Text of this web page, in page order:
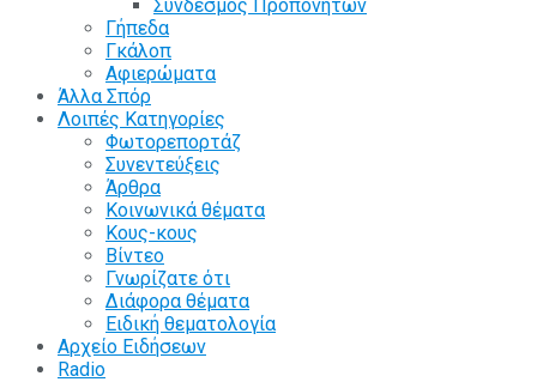
Σύνδεσμος Προπονητών
Γήπεδα
Γκάλοπ
Αφιερώματα
Άλλα Σπόρ
Λοιπές Κατηγορίες
Φωτορεπορτάζ
Συνεντεύξεις
Άρθρα
Κοινωνικά θέματα
Κους-κους
Βίντεο
Γνωρίζατε ότι
Διάφορα θέματα
Ειδική θεματολογία
Αρχείο Ειδήσεων
Radio